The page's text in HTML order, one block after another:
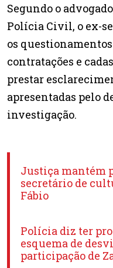
Segundo o
Polícia Civil, o ex-
os
contratações e
prestar
apresentadas pelo
investigação.
Justiça mantém
secretário de
Fábio
Polícia diz ter
esquema de
participação de